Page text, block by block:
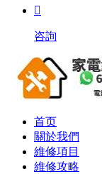

咨詢
首页
關於我們
維修項目
維修攻略